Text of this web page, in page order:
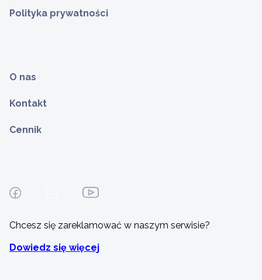
Polityka prywatności
O nas
Kontakt
Cennik
Chcesz się zareklamować w naszym serwisie?
Dowiedz się więcej